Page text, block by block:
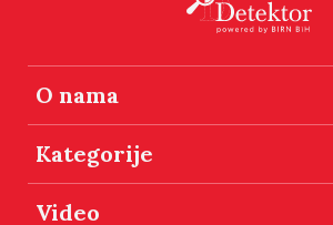
O nama
Kategorije
Video